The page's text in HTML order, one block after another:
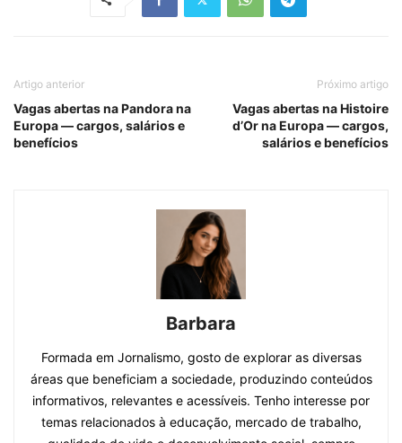
Artigo anterior
Vagas abertas na Pandora na
Europa — cargos, salários e
benefícios
Próximo artigo
Vagas abertas na Histoire
d’Or na Europa — cargos,
salários e benefícios
Barbara
Formada em Jornalismo, gosto de explorar as diversas
áreas que beneficiam a sociedade, produzindo conteúdos
informativos, relevantes e acessíveis. Tenho interesse por
temas relacionados à educação, mercado de trabalho,